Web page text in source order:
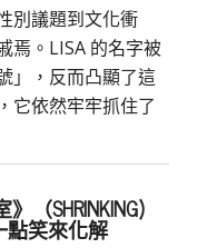
別議題到文化衝
焉。LISA 的名字被
」，反而凸顯了這
依然牢牢抓住了
（SHRINKING)
笑來化解